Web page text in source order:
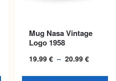
Mug Nasa Vintage
Logo 1958
19.99 € – 20.99 €
variations. Les options
peuvent être choisies sur la
page du produit